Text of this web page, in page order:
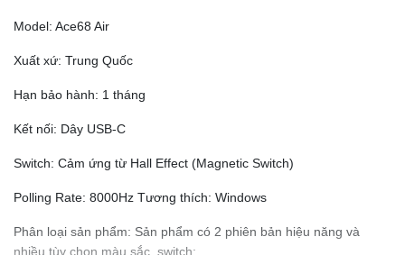
Model: Ace68 Air
Xuất xứ: Trung Quốc
Hạn bảo hành: 1 tháng
Kết nối: Dây USB-C
Switch: Cảm ứng từ Hall Effect (Magnetic Switch)
Polling Rate: 8000Hz Tương thích: Windows
Phân loại sản phẩm: Sản phẩm có 2 phiên bản hiệu năng và
nhiều tùy chọn màu sắc, switch: